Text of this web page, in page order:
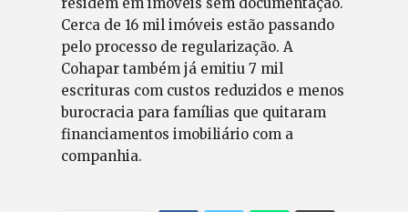
Cerca de 16 mil imóveis estão passando
pelo processo de regularização. A
Cohapar também já emitiu 7 mil
escrituras com custos reduzidos e menos
burocracia para famílias que quitaram
financiamentos imobiliário com a
companhia.